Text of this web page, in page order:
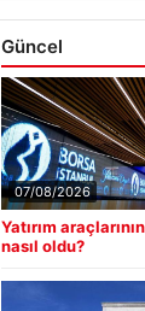
Güncel
07/08/2026
Yatırım
nasıl oldu?